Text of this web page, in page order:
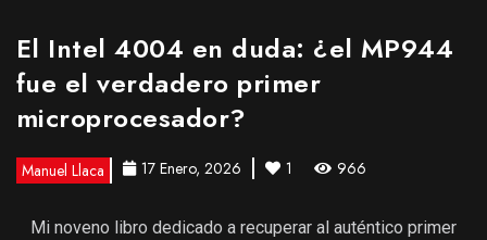
El Intel 4004 en duda: ¿el MP944
fue el verdadero primer
microprocesador?
Manuel Llaca 17 Enero, 2026 1 966
Mi noveno libro dedicado a recuperar al auténtico primer